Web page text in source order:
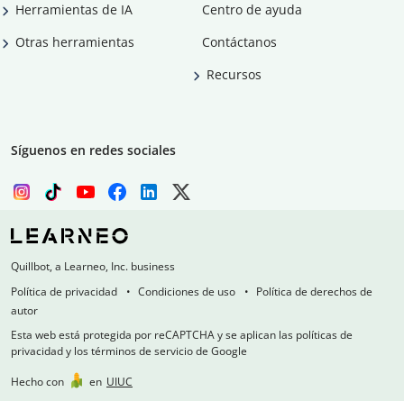
Herramientas de IA
Otras herramientas
Centro de ayuda
Contáctanos
Recursos
Síguenos en redes sociales
Quillbot, a Learneo, Inc. business
Política de privacidad
Condiciones de uso
Política de derechos de
autor
Esta web está protegida por reCAPTCHA y se aplican las políticas de
privacidad y los términos de servicio de Google
Hecho con
en UIUC